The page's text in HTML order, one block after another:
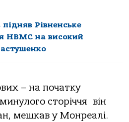
Рівненське
НВМС на високий
– на початку
сторіччя він
мешкав у Монреалі.